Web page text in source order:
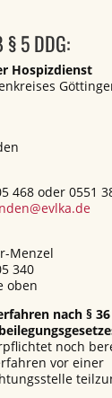
5 DDG:
Hospizdienst
468 oder 0551
Menzel
340
oben
nach §
noch
vor einer